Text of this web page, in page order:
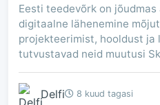
Eesti teedevõrk on
digitaalne lähenemine
projekteerimist, hooldust ja
tutvustavad neid muutusi
Delfi 8 kuud tagasi